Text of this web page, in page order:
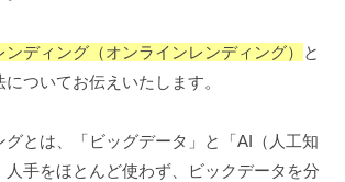
ンディング（オンラインレンディング）
と
ついてお伝えいたします。
グとは、「ビッグデータ」と「AI（人工知
人手をほとんど使わず、ビックデータを分